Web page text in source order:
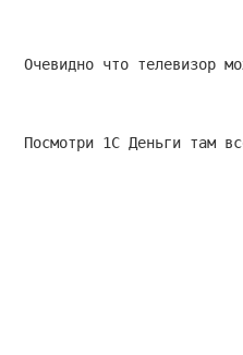
Очевидно что телевизор
Посмотри 1С Деньги там